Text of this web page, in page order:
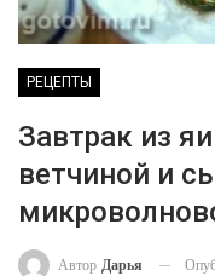
РЕЦЕПТЫ
Завтрак из
ветчиной и
Автор Дарья